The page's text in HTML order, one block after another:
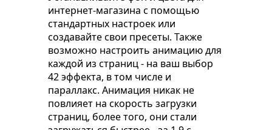
интернет-магазина с помощью
стандартных настроек или
создавайте свои пресеты. Также
возможно настроить анимацию для
каждой из страниц - на ваш выбор
42 эффекта, в том числе и
параллакс. Анимация никак не
повлияет на скорость загрузки
страниц, более того, они стали